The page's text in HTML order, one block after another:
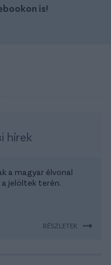
is!
hírek
a magyar élvonal
a jelöltek terén.
RÉSZLETEK